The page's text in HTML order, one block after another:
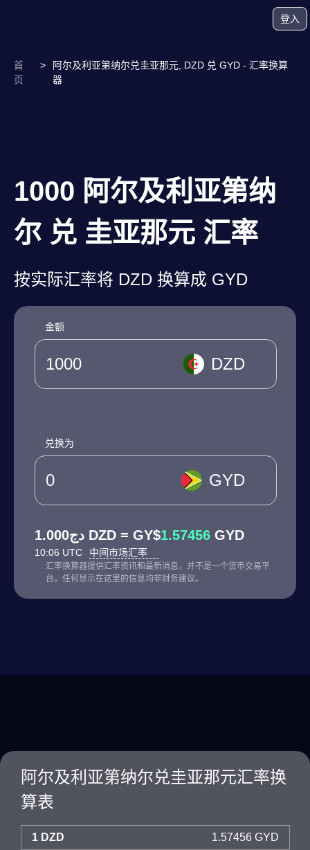
登入
首
页
>
阿尔及利亚第纳尔兑圭亚那元, DZD 兑 GYD - 汇率换算
器
1000 阿尔及利亚第纳
尔 兑 圭亚那元 汇率
按实际汇率将 DZD 换算成 GYD
金额
DZD
兑换为
GYD
دج1.000 DZD = GY$1.57456 GYD
10:06 UTC 中间市场汇率
汇率换算器提供汇率资讯和最新消息，并不是一个货币交易平
台。任何显示在这里的信息均非财务建议。
阿尔及利亚第纳尔兑圭亚那元汇率换
算表
1 DZD 1.57456 GYD